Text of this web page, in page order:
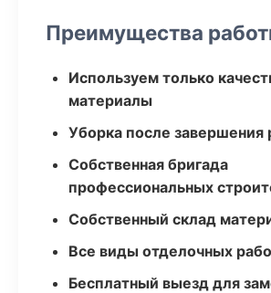
Преимущества
Используем только
материалы
Уборка после завершения
Собственная бригада
профессиональных
Собственный склад
Все виды отделочных
Бесплатный выезд для